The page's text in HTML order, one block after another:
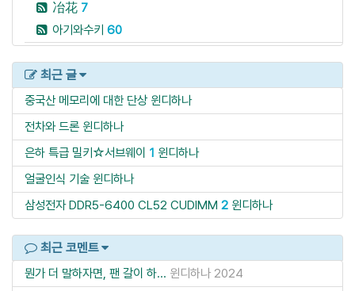
冶花 7
아기와수키 60
최근 글
중국산 메모리에 대한 단상 윈디하나
전차와 드론 윈디하나
은하 특급 밀키☆서브웨이 1 윈디하나
얼굴인식 기술 윈디하나
삼성전자 DDR5-6400 CL52 CUDIMM 2 윈디하나
최근 코멘트
뭔가 더 말하자면, 팬 갈이 하... 윈디하나 2024